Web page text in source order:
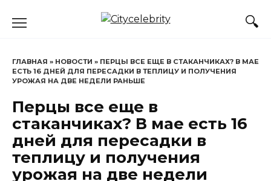
ГЛАВНАЯ » НОВОСТИ » ПЕРЦЫ ВСЕ ЕЩЕ В СТАКАНЧИКАХ? В МАЕ
ЕСТЬ 16 ДНЕЙ ДЛЯ ПЕРЕСАДКИ В ТЕПЛИЦУ И ПОЛУЧЕНИЯ
УРОЖАЯ НА ДВЕ НЕДЕЛИ РАНЬШЕ
Перцы все еще в
стаканчиках? В мае есть 16
дней для пересадки в
теплицу и получения
урожая на две недели